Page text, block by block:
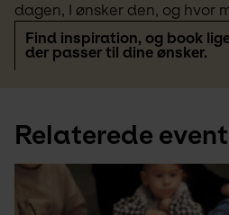
dagen, I ønsker den, og hvor
Find inspiration, og book
der passer til dine ønsker.
Relaterede